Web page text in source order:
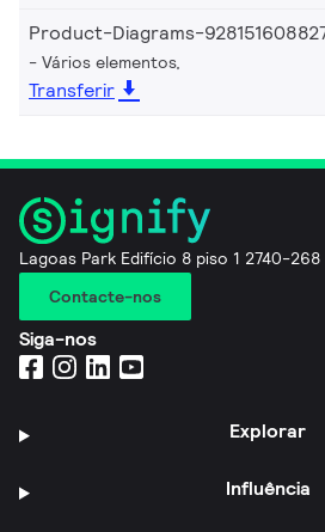
Product-Diagrams-
Vários elementos,
Transferir
Lagoas Park Edifício 8 piso 1 2740-
Contacte-nos
Siga-nos
Explorar
Influência